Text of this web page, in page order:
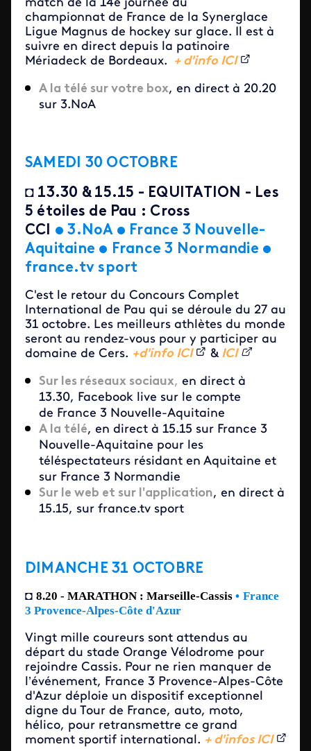
match de la 14e journée du
championnat de France de la Synerglace
Ligue Magnus de hockey sur glace. Il est à
suivre en direct depuis la patinoire
Mériadeck de Bordeaux.
+ d'info ICI
A la télé sur votre box, en direct à 20.20
sur 3.NoA
SAMEDI 30 OCTOBRE
◘ 13.30 & 15.15 - EQUITATION - Les
5 étoiles de Pau : Cross
CCI • 3.NoA • France 3 Nouvelle-
Aquitaine • France 3 Normandie •
france.tv sport
C'est le retour du Concours Complet
International de Pau qui se déroule du 27 au
31 octobre. Les meilleurs athlètes du monde
seront au rendez-vous pour y participer au
domaine de Cers. +d'info ICI & ICI
Sur les réseaux sociaux, en direct à
13.30, Facebook live sur le compte
de France 3 Nouvelle-Aquitaine
A la télé, en direct à 15.15 sur France 3
Nouvelle-Aquitaine pour les
téléspectateurs résidant en Aquitaine et
sur France 3 Normandie
Sur le web et sur l'application, en direct à
15.15, sur france.tv sport
DIMANCHE 31 OCTOBRE
◘ 8.20 - MARATHON : Marseille-Cassis • France
3 Provence-Alpes-Côte d'Azur
Vingt mille coureurs sont attendus au
départ du stade Orange Vélodrome pour
rejoindre Cassis. Pour ne rien manquer de
l’événement, France 3 Provence-Alpes-Côte
d'Azur déploie un dispositif exceptionnel
digne du Tour de France, auto, moto,
hélico, pour retransmettre ce grand
moment sportif international. + d'infos ICI